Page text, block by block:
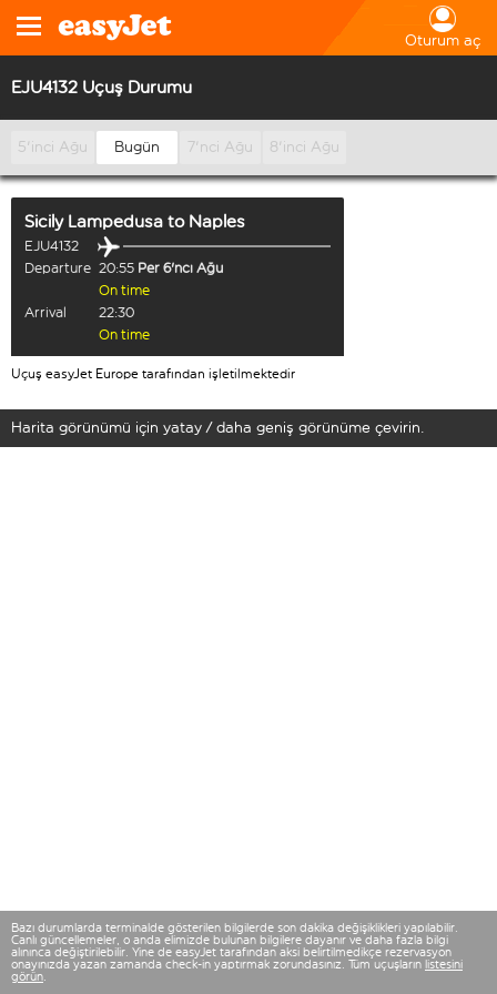
Oturum aç
EJU4132 Uçuş Durumu
5'inci Ağu Bugün 7'nci Ağu 8'inci Ağu
Sicily Lampedusa to Naples
EJU4132
Departure 20:55 Per 6'ncı Ağu
On time
Arrival
22:30
On time
Uçuş easyJet Europe tarafından işletilmektedir
Harita görünümü için yatay / daha geniş görünüme çevirin.
Bazı durumlarda terminalde gösterilen bilgilerde son dakika değişiklikleri yapılabilir.
Canlı güncellemeler, o anda elimizde bulunan bilgilere dayanır ve daha fazla bilgi
alınınca değiştirilebilir. Yine de easyJet tarafından aksi belirtilmedikçe rezervasyon
onayınızda yazan zamanda check-in yaptırmak zorundasınız. Tüm uçuşların listesini
görün.